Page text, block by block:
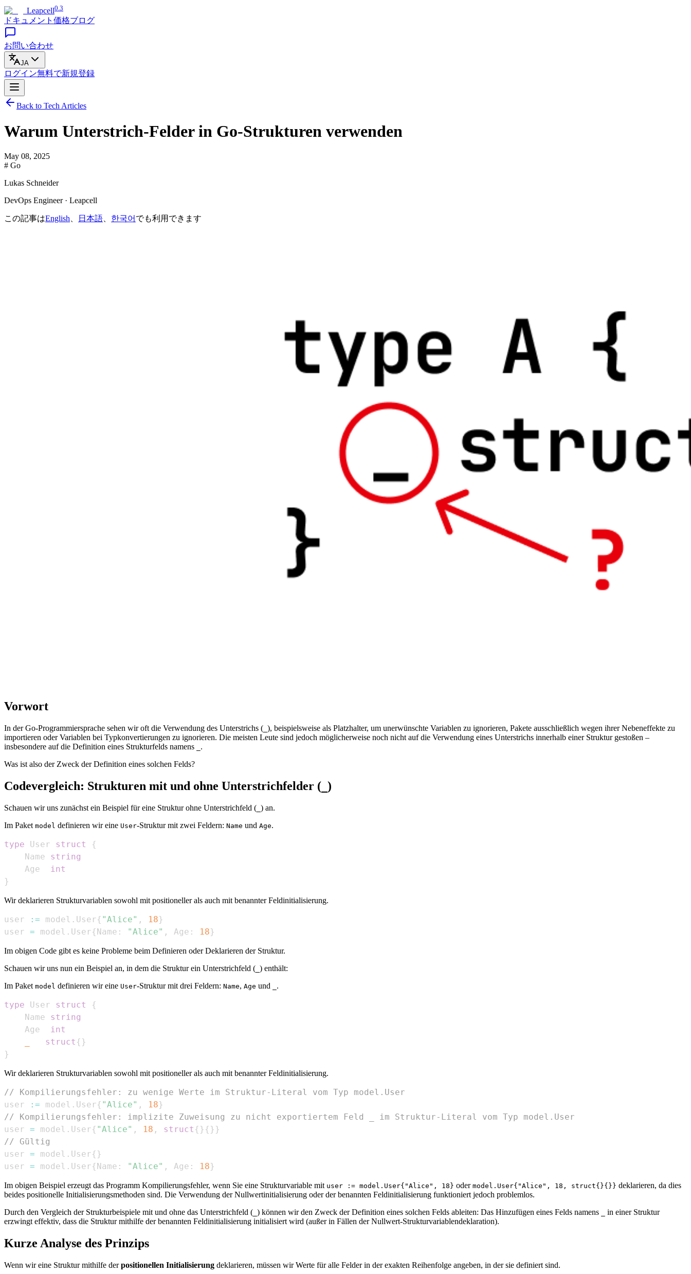
Leapcell0.3
ドキュメント 価格ブログ
お問い合わせ
JA
ログイン無料で新規登録
Back to Tech Articles
Warum Unterstrich-Felder in Go-Strukturen verwenden
May 08, 2025
# Go
Lukas Schneider
DevOps Engineer · Leapcell
この記事はEnglish 日本語 한국어 でも利用できます
Vorwort
In der Go-Programmiersprache sehen wir oft die Verwendung des Unterstrichs ( ), beispielsweise als Platzhalter, um unerwünschte Variablen zu ignorieren, Pakete ausschließlich wegen ihrer Nebeneffekte zu
importieren oder Variablen bei Typkonvertierungen zu ignorieren. Die meisten Leute sind jedoch möglicherweise noch nicht auf die Verwendung eines Unterstrichs innerhalb einer Struktur gestoßen –
insbesondere auf die Definition eines Strukturfelds namens
.
Was ist also der Zweck der Definition eines solchen Felds?
Codevergleich: Strukturen mit und ohne Unterstrichfelder ( )
Schauen wir uns zunächst ein Beispiel für eine Struktur ohne Unterstrichfeld ( ) an.
Im Paket model definieren wir eine User-Struktur mit zwei Feldern: Name und Age.
type User struct
{
    Name
string
    Age
int
}
Wir deklarieren Strukturvariablen sowohl mit positioneller als auch mit benannter Feldinitialisierung.
user := model . User{ "Alice" , 18}
user = model . User{Name : "Alice" , Age : 18}
Im obigen Code gibt es keine Probleme beim Definieren oder Deklarieren der Struktur.
Schauen wir uns nun ein Beispiel an, in dem die Struktur ein Unterstrichfeld ( ) enthält:
Im Paket model definieren wir eine User-Struktur mit drei Feldern: Name, Age und .
type User struct
{
    Name
string
    Age
int
struct { }
}
Wir deklarieren Strukturvariablen sowohl mit positioneller als auch mit benannter Feldinitialisierung.
// Kompilierungsfehler: zu wenige Werte im Struktur-Literal vom Typ model.User
user
:= model . User{ "Alice" , 18}
// Kompilierungsfehler: implizite Zuweisung zu nicht exportiertem Feld _ im Struktur-Literal vom Typ model.User
user = model . User{ "Alice" , 18 , struct { } { } }
// Gültig
user = model . User{ }
user = model . User{Name : "Alice" , Age : 18}
Im obigen Beispiel erzeugt das Programm Kompilierungsfehler, wenn Sie eine Strukturvariable mit user := model.User{"Alice", 18} oder model.User{"Alice", 18, struct{}{}} deklarieren, da dies
beides positionelle Initialisierungsmethoden sind. Die Verwendung der Nullwertinitialisierung oder der benannten Feldinitialisierung funktioniert jedoch problemlos.
Durch den Vergleich der Strukturbeispiele mit und ohne das Unterstrichfeld ( ) können wir den Zweck der Definition eines solchen Felds ableiten: Das Hinzufügen eines Felds namens
in einer Struktur
erzwingt effektiv, dass die Struktur mithilfe der benannten Feldinitialisierung initialisiert wird (außer in Fällen der Nullwert-Strukturvariablendeklaration).
Kurze Analyse des Prinzips
Wenn wir eine Struktur mithilfe derpositionellen Initialisierung deklarieren, müssen wir Werte für alle Felder in der exakten Reihenfolge angeben, in der sie definiert sind.